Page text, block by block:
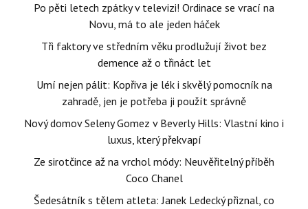
Po pěti letech zpátky v televizi! Ordinace se vrací na
Novu, má to ale jeden háček
Tři faktory ve středním věku prodlužují život bez
demence až o třináct let
Umí nejen pálit: Kopřiva je lék i skvělý pomocník na
zahradě, jen je potřeba ji použít správně
Nový domov Seleny Gomez v Beverly Hills: Vlastní kino i
luxus, který překvapí
Ze sirotčince až na vrchol módy: Neuvěřitelný příběh
Coco Chanel
Šedesátník s tělem atleta: Janek Ledecký přiznal, co